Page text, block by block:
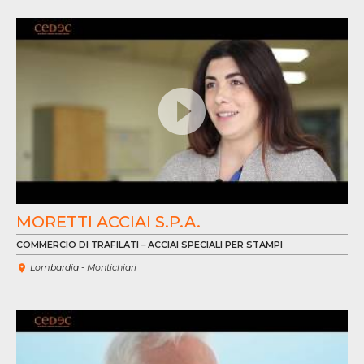
MORETTI ACCIAI S.P.A.
COMMERCIO DI TRAFILATI – ACCIAI SPECIALI PER STAMPI
Lombardia - Montichiari